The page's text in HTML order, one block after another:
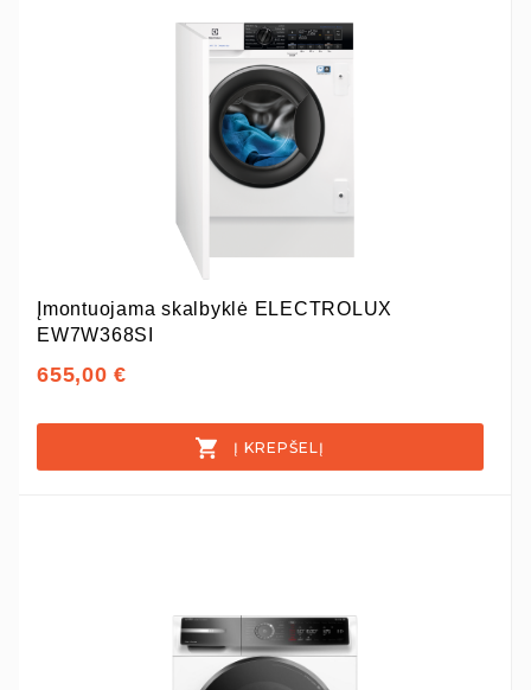
Įmontuojama skalbyklė ELECTROLUX
EW7W368SI
655,00 €
Į KREPŠELĮ